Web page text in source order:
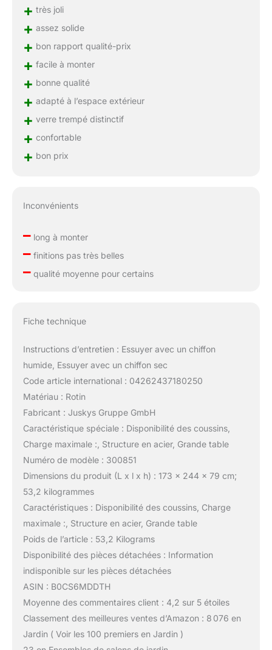
+ très joli
+ assez solide
+ bon rapport qualité-prix
+ facile à monter
+ bonne qualité
+ adapté à l’espace extérieur
+ verre trempé distinctif
+ confortable
+ bon prix
Inconvénients
–long à monter
–finitions pas très belles
–qualité moyenne pour certains
Fiche technique
Instructions d’entretien : Essuyer avec un chiffon
humide, Essuyer avec un chiffon sec
Code article international : 04262437180250
Matériau : Rotin
Fabricant : Juskys Gruppe GmbH
Caractéristique spéciale : Disponibilité des coussins,
Charge maximale :, Structure en acier, Grande table
Numéro de modèle : 300851
Dimensions du produit (L x l x h) : 173 x 244 x 79 cm;
53,2 kilogrammes
Caractéristiques : Disponibilité des coussins, Charge
maximale :, Structure en acier, Grande table
Poids de l’article : 53,2 Kilograms
Disponibilité des pièces détachées : Information
indisponible sur les pièces détachées
ASIN : B0CS6MDDTH
Moyenne des commentaires client : 4,2 sur 5 étoiles
Classement des meilleures ventes d’Amazon : 8 076 en
Jardin ( Voir les 100 premiers en Jardin )